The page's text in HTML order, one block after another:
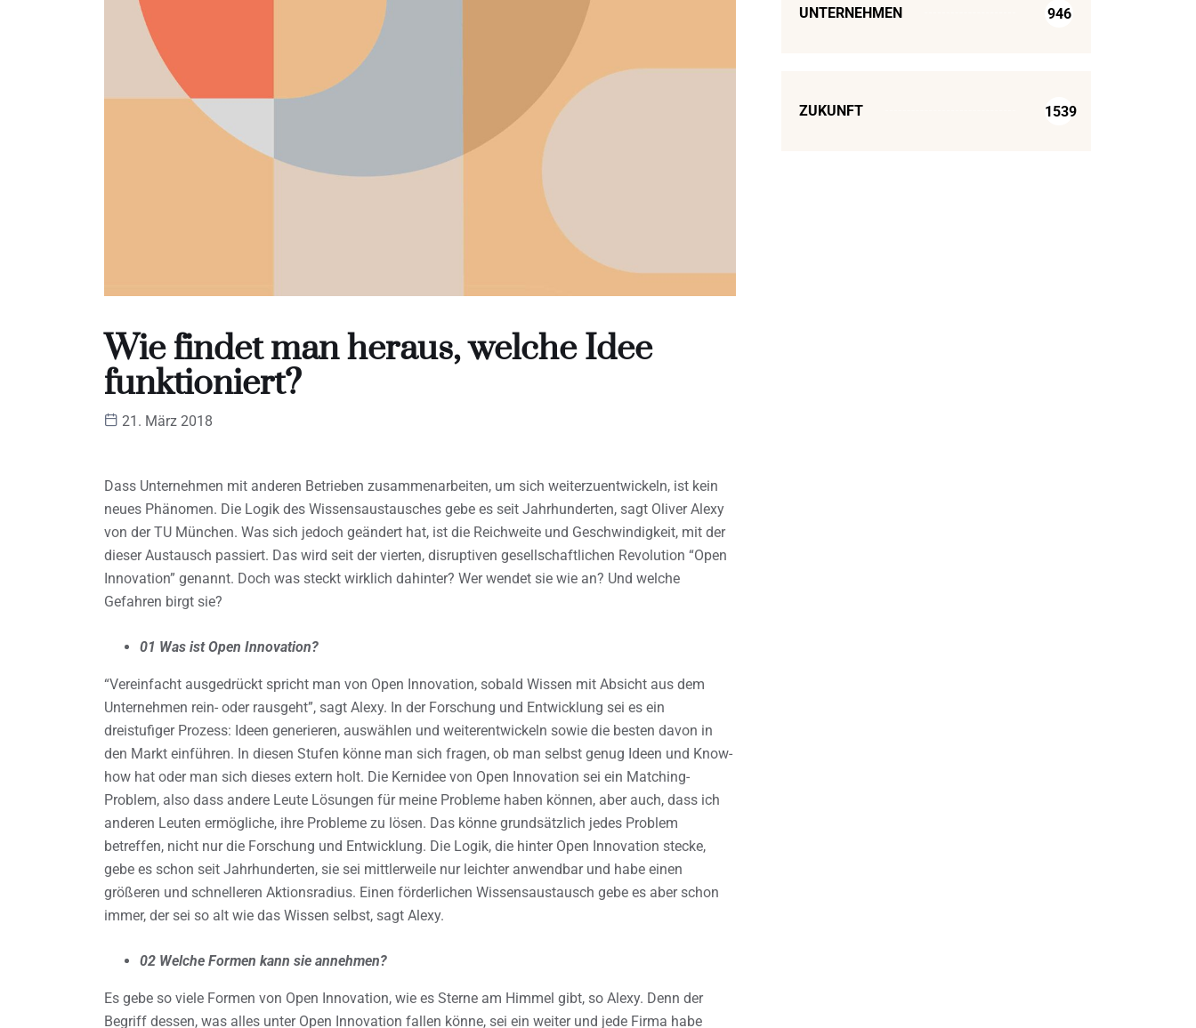
Wie findet man heraus, welche Idee
funktioniert?
21. März 2018
Dass Unternehmen mit anderen Betrieben zusammenarbeiten, um sich weiterzuentwickeln, ist kein
neues Phänomen. Die Logik des Wissensaustausches gebe es seit Jahrhunderten, sagt Oliver Alexy
von der TU München. Was sich jedoch geändert hat, ist die Reichweite und Geschwindigkeit, mit der
dieser Austausch passiert. Das wird seit der vierten, disruptiven gesellschaftlichen Revolution “Open
Innovation” genannt. Doch was steckt wirklich dahinter? Wer wendet sie wie an? Und welche
Gefahren birgt sie?
01 Was ist Open Innovation?
“Vereinfacht ausgedrückt spricht man von Open Innovation, sobald Wissen mit Absicht aus dem
Unternehmen rein- oder rausgeht”, sagt Alexy. In der Forschung und Entwicklung sei es ein
dreistufiger Prozess: Ideen generieren, auswählen und weiterentwickeln sowie die besten davon in
den Markt einführen. In diesen Stufen könne man sich fragen, ob man selbst genug Ideen und Know-
how hat oder man sich dieses extern holt. Die Kernidee von Open Innovation sei ein Matching-
Problem, also dass andere Leute Lösungen für meine Probleme haben können, aber auch, dass ich
anderen Leuten ermögliche, ihre Probleme zu lösen. Das könne grundsätzlich jedes Problem
betreffen, nicht nur die Forschung und Entwicklung. Die Logik, die hinter Open Innovation stecke,
gebe es schon seit Jahrhunderten, sie sei mittlerweile nur leichter anwendbar und habe einen
größeren und schnelleren Aktionsradius. Einen förderlichen Wissensaustausch gebe es aber schon
immer, der sei so alt wie das Wissen selbst, sagt Alexy.
02 Welche Formen kann sie annehmen?
Es gebe so viele Formen von Open Innovation, wie es Sterne am Himmel gibt, so Alexy. Denn der
Begriff dessen, was alles unter Open Innovation fallen könne, sei ein weiter und jede Firma habe
UNTERNEHMEN 946
ZUKUNFT 1539